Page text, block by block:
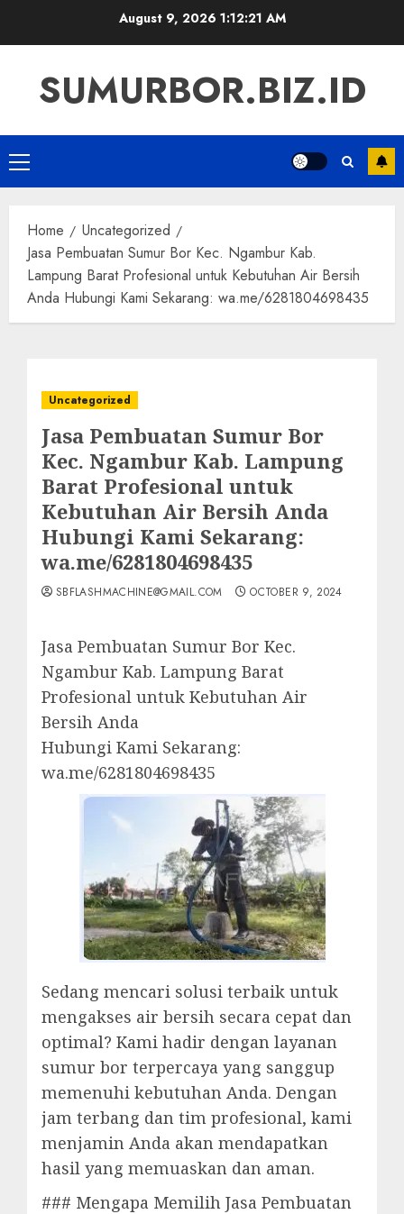
August 9, 2026 1:12:22 AM
SUMURBOR.BIZ.ID
Primary
Menu
Home
Uncategorized
Jasa Pembuatan Sumur Bor Kec. Ngambur Kab.
Lampung Barat Profesional untuk Kebutuhan Air Bersih
Anda Hubungi Kami Sekarang: wa.me/6281804698435
Uncategorized
Jasa Pembuatan Sumur Bor
Kec. Ngambur Kab. Lampung
Barat Profesional untuk
Kebutuhan Air Bersih Anda
Hubungi Kami Sekarang:
wa.me/6281804698435
SBFLASHMACHINE@GMAIL.COM OCTOBER 9, 2024
Jasa Pembuatan Sumur Bor Kec.
Ngambur Kab. Lampung Barat
Profesional untuk Kebutuhan Air
Bersih Anda
Hubungi Kami Sekarang:
wa.me/6281804698435
Sedang mencari solusi terbaik untuk
mengakses air bersih secara cepat dan
optimal? Kami hadir dengan layanan
sumur bor terpercaya yang sanggup
memenuhi kebutuhan Anda. Dengan
jam terbang dan tim profesional, kami
menjamin Anda akan mendapatkan
hasil yang memuaskan dan aman.
### Mengapa Memilih Jasa Pembuatan